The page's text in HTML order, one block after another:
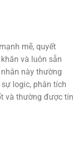
mẽ, quyết
và luôn sẵn
này thường
logic, phân tích
và thường được tín